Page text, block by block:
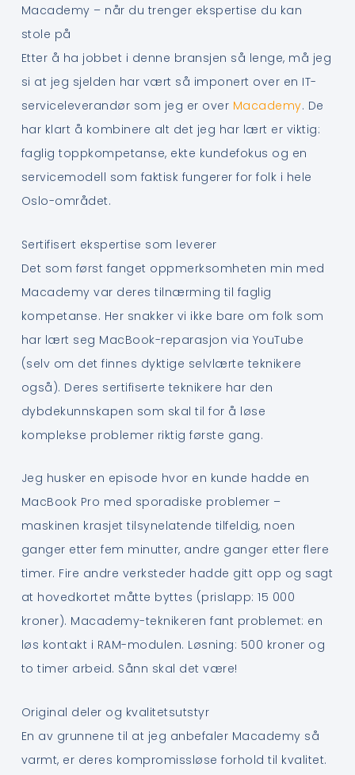
Macademy – når du trenger ekspertise du kan
stole på
Etter å ha jobbet i denne bransjen så lenge, må jeg
si at jeg sjelden har vært så imponert over en IT-
serviceleverandør som jeg er over Macademy. De
har klart å kombinere alt det jeg har lært er viktig:
faglig toppkompetanse, ekte kundefokus og en
servicemodell som faktisk fungerer for folk i hele
Oslo-området.
Sertifisert ekspertise som leverer
Det som først fanget oppmerksomheten min med
Macademy var deres tilnærming til faglig
kompetanse. Her snakker vi ikke bare om folk som
har lært seg MacBook-reparasjon via YouTube
(selv om det finnes dyktige selvlærte teknikere
også). Deres sertifiserte teknikere har den
dybdekunnskapen som skal til for å løse
komplekse problemer riktig første gang.
Jeg husker en episode hvor en kunde hadde en
MacBook Pro med sporadiske problemer –
maskinen krasjet tilsynelatende tilfeldig, noen
ganger etter fem minutter, andre ganger etter flere
timer. Fire andre verksteder hadde gitt opp og sagt
at hovedkortet måtte byttes (prislapp: 15 000
kroner). Macademy-teknikeren fant problemet: en
løs kontakt i RAM-modulen. Løsning: 500 kroner og
to timer arbeid. Sånn skal det være!
Original deler og kvalitetsutstyr
En av grunnene til at jeg anbefaler Macademy så
varmt, er deres kompromissløse forhold til kvalitet.